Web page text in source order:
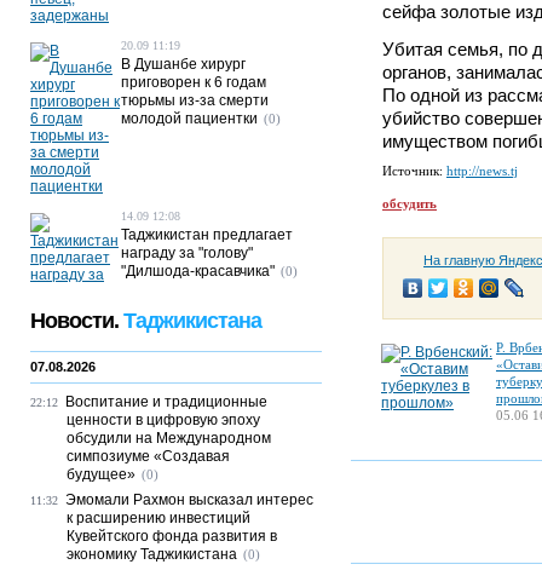
сейфа золотые
Убитая семья, по
органов,
По одной из
убийство
имуществом
Источник: http://news.tj
обсудить
На главную
Р.
05.06
20.09 11:19
В Душанбе хирург
приговорен к 6 годам
тюрьмы из-за смерти
молодой пациентки (0)
14.09 12:08
Таджикистан предлагает
награду за "голову"
"Дилшода-красавчика" (0)
Новости. Таджикистана
07.08.2026
22:12
Воспитание и традиционные
ценности в цифровую эпоху
обсудили на Международном
симпозиуме «Создавая
будущее» (0)
11:32 Эмомали Рахмон высказал интерес
к расширению инвестиций
Кувейтского фонда развития в
экономику Таджикистана (0)